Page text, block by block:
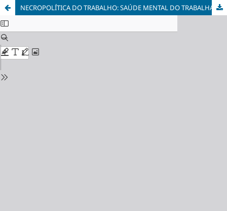
NECROPOLÍTICA DO TRABALHO: SAÚDE MENTAL DO TRABALHADOR QUE DEVE MORRER E DO CHEFE QUE DEVE VIVER NO CAPITALISMO RACIAL